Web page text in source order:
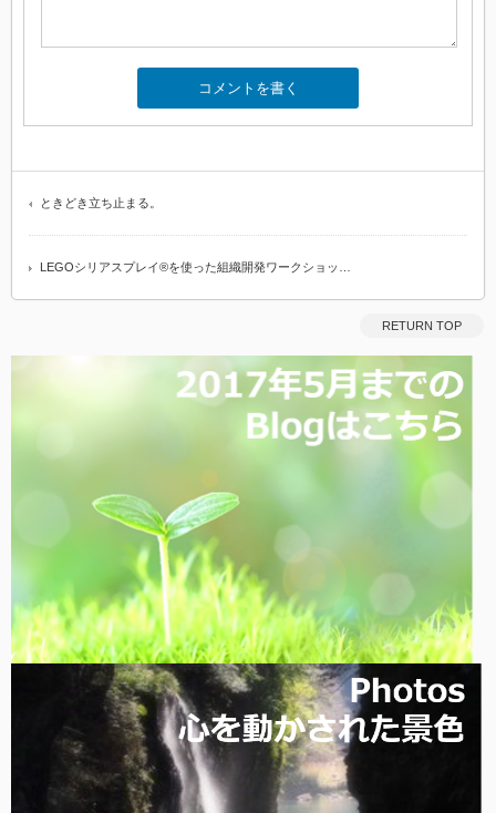
ときどき立ち止まる。
LEGOシリアスプレイ®️を使った組織開発ワークショッ…
RETURN TOP